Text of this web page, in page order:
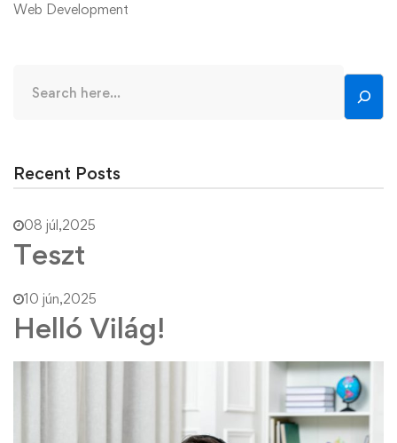
Web Development
Recent Posts
08 júl,2025
Teszt
10 jún,2025
Helló Világ!